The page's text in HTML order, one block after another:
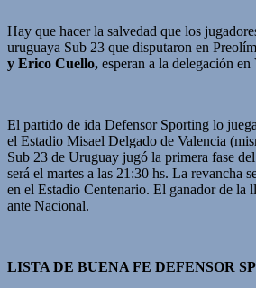
Hay que hacer la salvedad que los
uruguaya Sub 23 que disputaron en
y Erico Cuello, esperan a la delegación en
El partido de ida Defensor Sporting lo
el Estadio Misael Delgado de Valencia
Sub 23 de Uruguay jugó la primera fase
será el martes a las 21:30 hs. La revancha
en el Estadio Centenario. El ganador de la
ante Nacional.
LISTA DE BUENA FE DEFENSOR